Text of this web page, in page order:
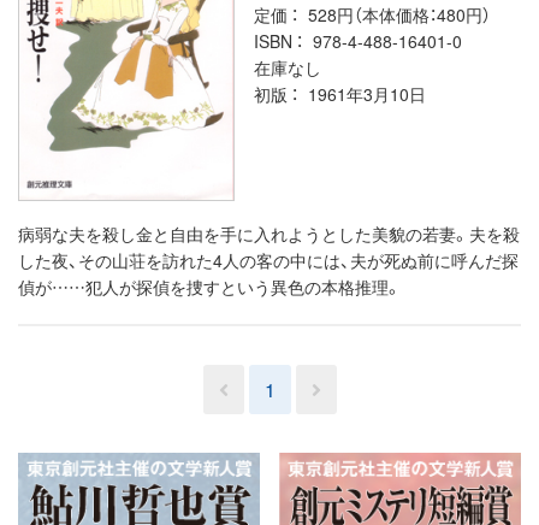
定価
528円（本体価格：480円）
ISBN
978-4-488-16401-0
在庫なし
初版
1961年3月10日
病弱な夫を殺し金と自由を手に入れようとした美貌の若妻。夫を殺
した夜、その山荘を訪れた4人の客の中には、夫が死ぬ前に呼んだ探
偵が……犯人が探偵を捜すという異色の本格推理。
1